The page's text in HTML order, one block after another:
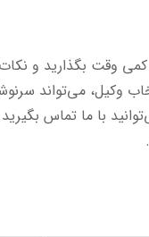
کمی وقت بگذارید و
وکیل، می‌تواند
با ما تماس